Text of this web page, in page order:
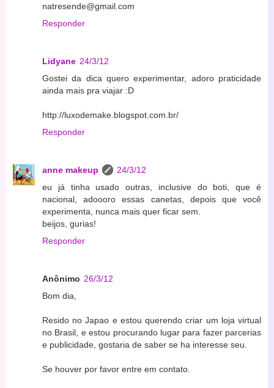
natresende@gmail.com
Responder
Lidyane 24/3/12
Gostei da dica quero experimentar, adoro praticidade
ainda mais pra viajar :D
http://luxodemake.blogspot.com.br/
Responder
anne makeup
24/3/12
eu já tinha usado outras, inclusive do boti, que é
nacional, adoooro essas canetas, depois que você
experimenta, nunca mais quer ficar sem.
beijos, gurias!
Responder
Anônimo 26/3/12
Bom dia,
Resido no Japao e estou querendo criar um loja virtual
no Brasil, e estou procurando lugar para fazer parcerias
e publicidade, gostaria de saber se ha interesse seu.
Se houver por favor entre em contato.